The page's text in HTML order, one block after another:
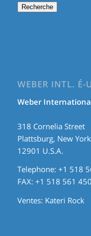
Recherche
WEBER INTL. É-
Weber
318 Cornelia Street
Plattsburg, New York
12901 U.S.A.
Telephone: +1 518
FAX: +1 518 561
Ventes: Kateri Rock